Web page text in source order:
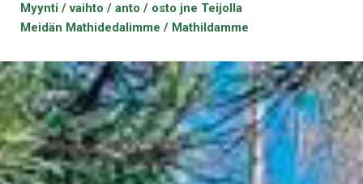
Myynti / vaihto / anto / osto jne Teijolla
Meidän Mathidedalimme / Mathildamme